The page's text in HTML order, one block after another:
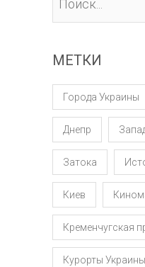
МЕТКИ
Города Украины
Днепр
Затока
Киев
Кременчугская
Курорты Украины